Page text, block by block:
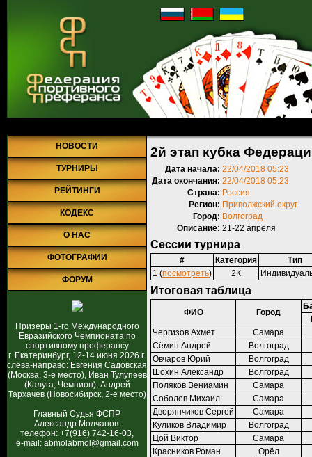
НОВОСТИ
ТУРНИРЫ
РЕЙТИНГИ
КОДЕКС
О НАС
ФОТОГРАФИИ
ФОРУМ
Призеры 1-го Международного
Евразийского Чемпионата по
спортивному преферансу
г. Екатеринбург, 12-14 июня 2026 г.
слева-направо: Евгения Садовская
(Москва, 3-е место), Иван Тулупеев
(Калуга, Чемпион), Андрей
Тархачев (Новосибирск, 2-е место)
Главный Судья ФСПР
Александр Молчанов.
телефон: +7(916) 742-16-03,
e-mail: abmolabmol@gmail.com
2й этап кубка
Дата начала: 22/04/2018 05:23
Дата окончания: 22/04/2018 05:23
Страна: Россия
Регион: Приволжский округ
Город: Волгоград
Описание: 21-22 апреля
Сессии турнира
# Категория
Тип
1 (посмотреть) 2К
Итоговая таблица
ФИО Город
Чергизов Ахмет
Самара
Сёмин Андрей
Волгоград
Овчаров Юрий
Волгоград
Шохин Александр
Волгоград
Поляков Вениамин
Самара
Соболев Михаил
Самара
Дворянчиков Сергей
Самара
Куликов Владимир
Волгоград
Цой Виктор
Самара
Красников Роман
Орёл